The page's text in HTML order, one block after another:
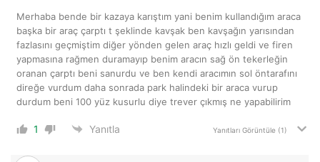
Merhaba bende bir kazaya karıştım yani benim kullandığım araca
başka bir araç çarptı t şeklinde kavşak ben kavşağın yarısından
fazlasını geçmiştim diğer yönden gelen araç hızlı geldi ve firen
yapmasına rağmen duramayıp benim aracın sağ ön tekerleğin
oranan çarptı beni sanurdu ve ben kendi aracımın sol öntarafını
direğe vurdum daha sonrada park halindeki bir araca vurup
durdum beni 100 yüz kusurlu diye trever çıkmış ne yapabilirim
1 Yanıtla Yanıtları Görüntüle (1)